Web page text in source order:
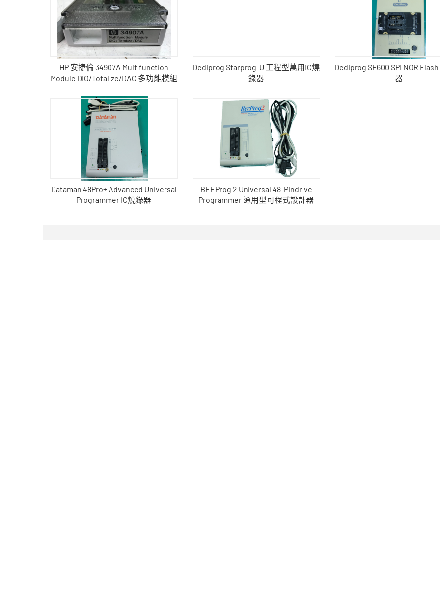
HP 安捷倫 34907A Multifunction
Module DIO/Totalize/DAC 多功能模組
Dediprog Starprog-U 工程型萬用IC燒
錄器
Dediprog SF600 SPI NOR
器
Dataman 48Pro+ Advanced Universal
Programmer IC燒錄器
BEEProg 2 Universal 48-Pindrive
Programmer 通用型可程式設計器